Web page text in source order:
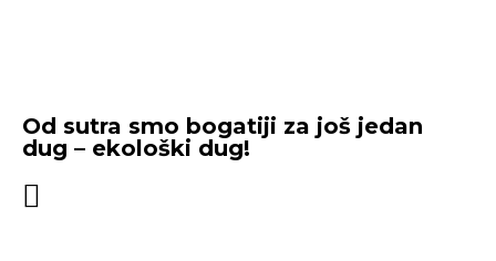
Od sutra smo bogatiji za još jedan
dug – ekološki dug!